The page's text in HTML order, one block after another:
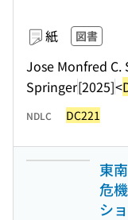
紙 図書
Jose Monfred C.
Springer[2025]<
NDLC DC221
東
危
シ